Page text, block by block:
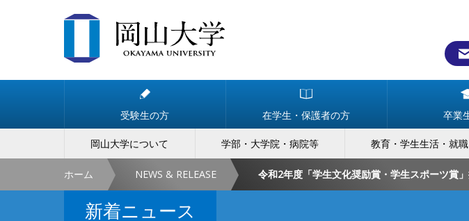
受験生の方 在学生・保護者の方 卒業
岡山大学について 学部・大学院・病院等 教育・学生生活・就職
ホーム NEWS & RELEASE 令和2年度「学生文化奨励賞・学生スポーツ賞
新着ニュース